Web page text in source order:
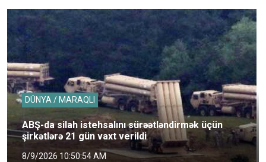
DÜNYA / MARAQLI
ABŞ-da silah istehsalını sürəətləndirmək üçün
şirkətlərə 21 gün vaxt verildi
8/9/2026 10:50:54 AM